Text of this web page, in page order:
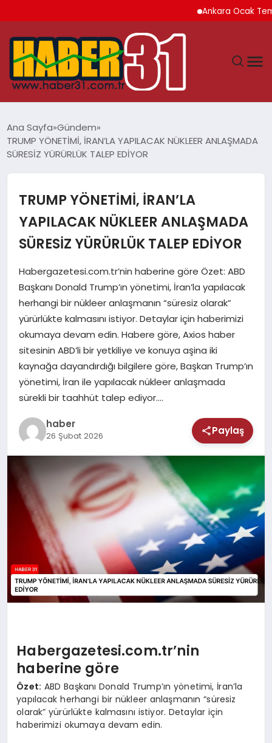
Ankara Ocak
HATAY
GÜNDEM
MAGAZIN
SAĞLIK
TEKNOLOJI
Ana Sayfa Gündem
TRUMP YÖNETİMİ, İRAN’LA YAPILACAK NÜKLEER ANLAŞMADA
SÜRESİZ YÜRÜRLÜK TALEP EDİYOR
TRUMP YÖNETİMİ, İRAN’LA
YAPILACAK NÜKLEER ANLAŞMADA
SÜRESİZ YÜRÜRLÜK TALEP EDİYOR
Habergazetesi.com.tr’nin haberine göre Özet: ABD
Başkanı Donald Trump’ın yönetimi, İran’la yapılacak
herhangi bir nükleer anlaşmanın “süresiz olarak”
yürürlükte kalmasını istiyor. Detaylar için haberimizi
okumaya devam edin. Habere göre, Axios haber
sitesinin ABD’li bir yetkiliye ve konuya aşina iki
kaynağa dayandırdığı bilgilere göre, Başkan Trump’ın
yönetimi, İran ile yapılacak nükleer anlaşmada
sürekli bir taahhüt talep ediyor….
haber
26 Şubat 2026 Paylaş
Habergazetesi.com.tr’nin
haberine göre
Özet: ABD Başkanı Donald Trump’ın yönetimi, İran’la
yapılacak herhangi bir nükleer anlaşmanın “süresiz
olarak” yürürlükte kalmasını istiyor. Detaylar için
haberimizi okumaya devam edin.